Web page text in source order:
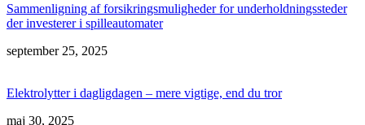
Sammenligning af forsikringsmuligheder for underholdningssteder
der investerer i spilleautomater
september 25, 2025
Elektrolytter i dagligdagen – mere vigtige, end du tror
maj 30, 2025